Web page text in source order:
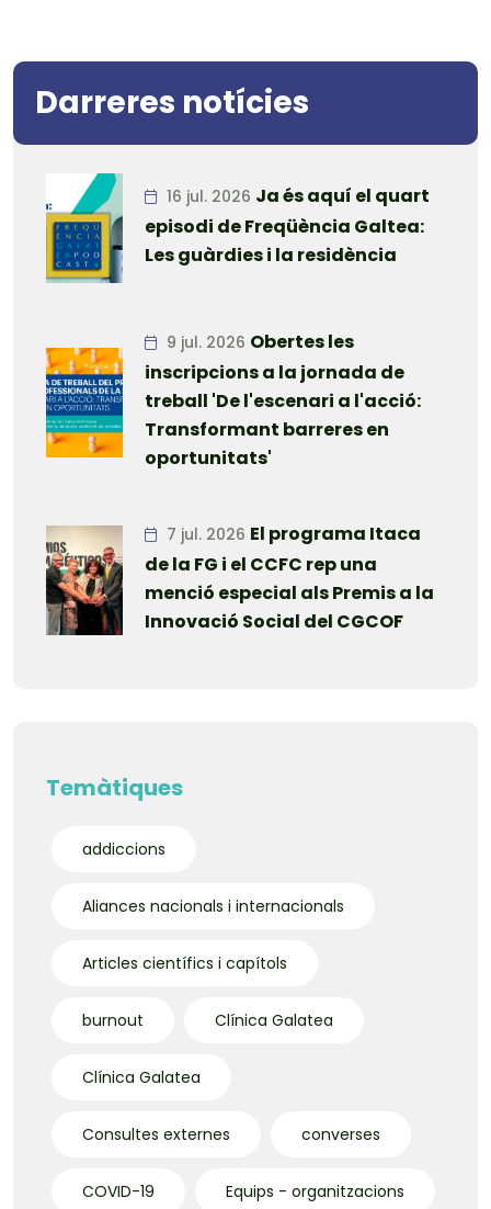
Darreres notícies
16 jul. 2026 Ja és aquí el quart
episodi de Freqüència Galtea:
Les guàrdies i la residència
9 jul. 2026 Obertes les
inscripcions a la jornada de
treball 'De l'escenari a l'acció:
Transformant barreres en
oportunitats'
7 jul. 2026 El programa Itaca
de la FG i el CCFC rep una
menció especial als Premis a la
Innovació Social del CGCOF
Temàtiques
addiccions
Aliances nacionals i internacionals
Articles científics i capítols
burnout Clínica Galatea
Clínica Galatea
Consultes externes converses
COVID-19 Equips - organitzacions